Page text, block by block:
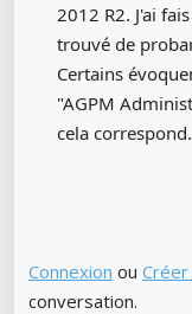
2012 R2. J'ai
trouvé de
Certains
"AGPM
cela correspond.
Connexion ou
conversation.